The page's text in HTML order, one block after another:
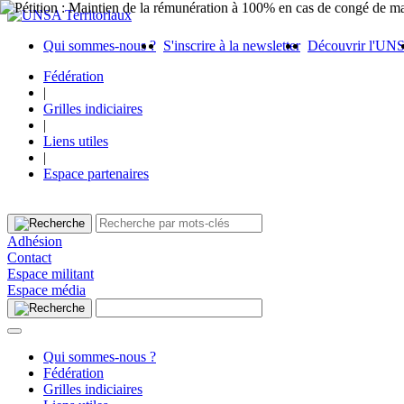
Qui sommes-nous ? S'inscrire à la newsletter Découvrir
Fédération
|
Grilles indiciaires
|
Liens utiles
|
Espace partenaires
Adhésion
Contact
Espace militant
Espace média
Qui sommes-nous ?
Fédération
Grilles indiciaires